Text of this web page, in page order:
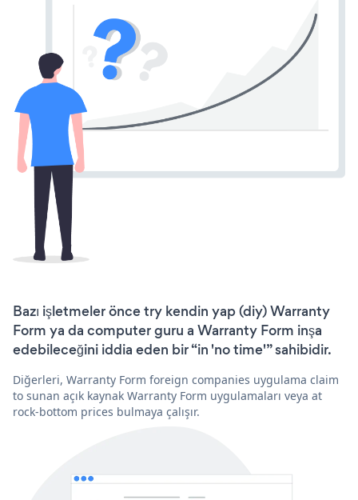
Bazı işletmeler önce try kendin yap (diy) Warranty
Form ya da computer guru a Warranty Form inşa
edebileceğini iddia eden bir “in 'no time'” sahibidir.
Diğerleri, Warranty Form foreign companies uygulama claim
to sunan açık kaynak Warranty Form uygulamaları veya at
rock-bottom prices bulmaya çalışır.